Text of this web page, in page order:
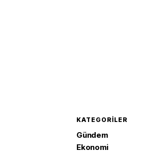
KATEGORILER
Gündem
Ekonomi